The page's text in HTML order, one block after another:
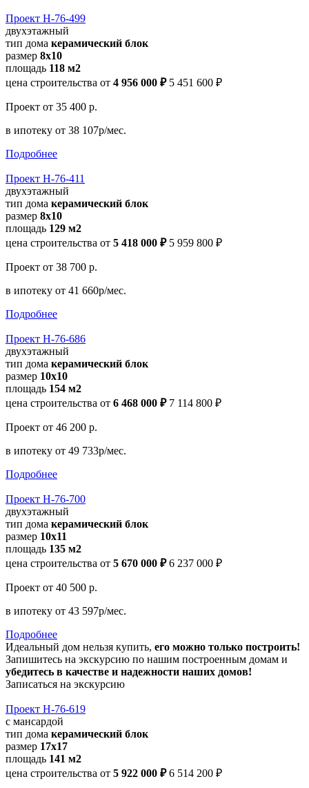
Проект Н-76-499
двухэтажный
тип дома керамический блок
размер 8х10
площадь 118 м2
цена строительства от 4 956 000 ₽ 5 451 600 ₽
Проект от 35 400 р.
в ипотеку от 38 107р/мес.
Подробнее
Проект Н-76-411
двухэтажный
тип дома керамический блок
размер 8х10
площадь 129 м2
цена строительства от 5 418 000 ₽ 5 959 800 ₽
Проект от 38 700 р.
в ипотеку от 41 660р/мес.
Подробнее
Проект Н-76-686
двухэтажный
тип дома керамический блок
размер 10x10
площадь 154 м2
цена строительства от 6 468 000 ₽ 7 114 800 ₽
Проект от 46 200 р.
в ипотеку от 49 733р/мес.
Подробнее
Проект Н-76-700
двухэтажный
тип дома керамический блок
размер 10x11
площадь 135 м2
цена строительства от 5 670 000 ₽ 6 237 000 ₽
Проект от 40 500 р.
в ипотеку от 43 597р/мес.
Подробнее
Идеальный дом нельзя купить, его можно только построить!
Запишитесь на экскурсию по нашим построенным домам и
убедитесь в качестве и надежности наших домов!
Записаться на экскурсию
Проект Н-76-619
с мансардой
тип дома керамический блок
размер 17x17
площадь 141 м2
цена строительства от 5 922 000 ₽ 6 514 200 ₽